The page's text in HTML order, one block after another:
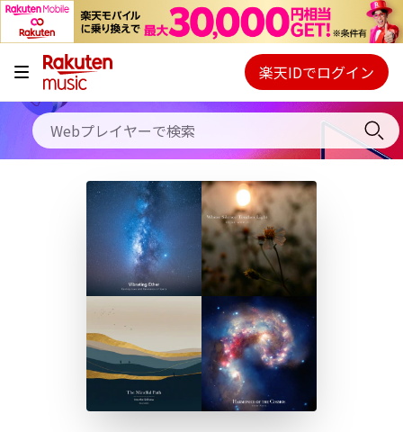
キャンペーン
料金プラン
使い方
初回30日間無料お試し
Webプレイヤー
ご契約内容の確認・変更
楽天IDでログイン